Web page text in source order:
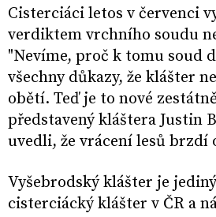
Cisterciáci letos v červenci
verdiktem vrchního soudu
"Nevíme, proč k tomu soud
všechny důkazy, že klášter
obětí. Teď je to nové
představený kláštera Justin
uvedli, že vrácení lesů brzdí
Vyšebrodský klášter je
cisterciácký klášter v ČR a